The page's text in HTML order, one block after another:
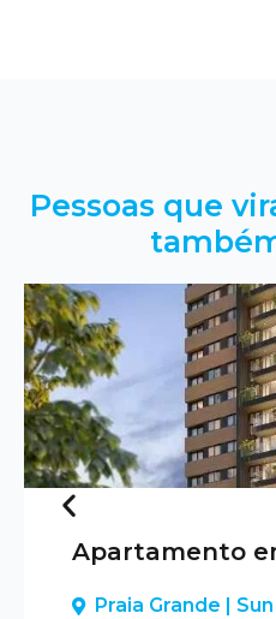
Pessoas que
Previous
Apartamento
Praia Grande |